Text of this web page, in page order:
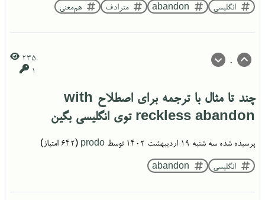
انگلیسی abandon مترادف هم‌معنی
0
235
1
چند تا مثال با ترجمه برای اصطلاح with
reckless abandon توی انگلیسی بگین
پرسیده شده سه شنبه ۱۹ اردیبهشت ۱۴۰۲ توسط prodo
(
642 امتیاز)
انگلیسی abandon